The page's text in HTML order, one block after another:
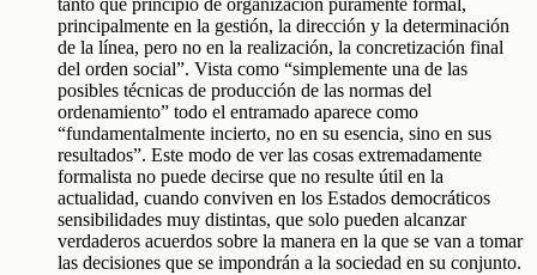
tanto que principio de organización puramente formal,
principalmente en la gestión, la dirección y la determinación
de la línea, pero no en la realización, la concretización final
del orden social”. Vista como “simplemente una de las
posibles técnicas de producción de las normas del
ordenamiento” todo el entramado aparece como
“fundamentalmente incierto, no en su esencia, sino en sus
resultados”. Este modo de ver las cosas extremadamente
formalista no puede decirse que no resulte útil en la
actualidad, cuando conviven en los Estados democráticos
sensibilidades muy distintas, que solo pueden alcanzar
verdaderos acuerdos sobre la manera en la que se van a tomar
las decisiones que se impondrán a la sociedad en su conjunto.